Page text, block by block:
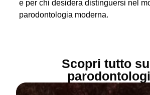
e per chi desidera distinguersi nel
parodontologia moderna.
Scopri tutto